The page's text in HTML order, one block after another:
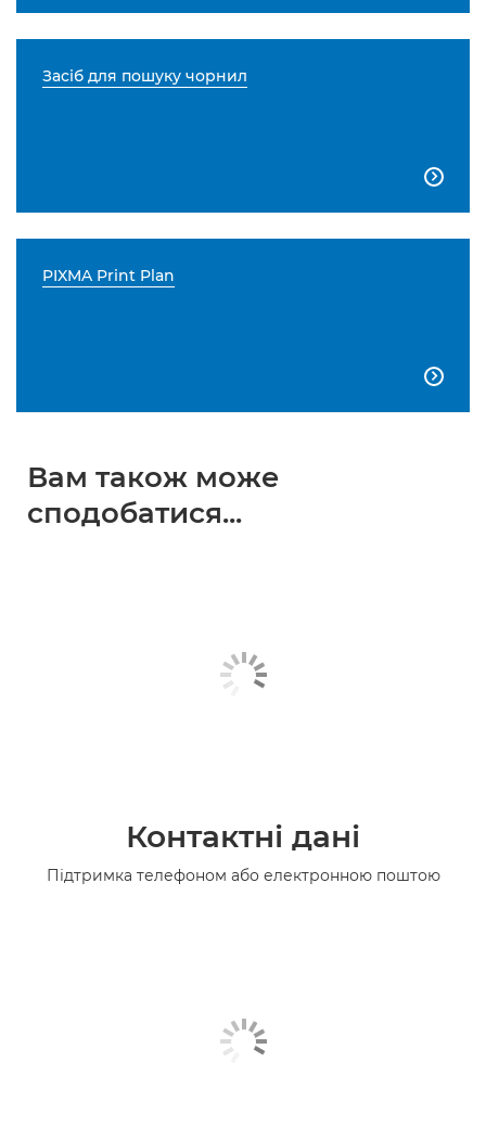
Засіб для пошуку чорнил

PIXMA Print Plan

Вам також може
сподобатися...
Контактні дані
Підтримка телефоном або електронною поштою